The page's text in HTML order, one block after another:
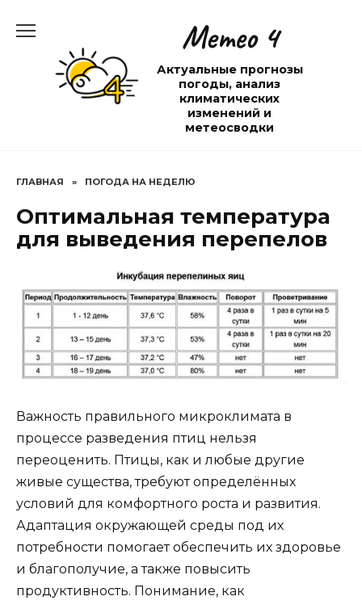
содержанию
Метео 4
Актуальные прогнозы
погоды, анализ
климатических
изменений и
метеосводки
ГЛАВНАЯ » ПОГОДА НА НЕДЕЛЮ
Оптимальная температура
для выведения перепелов
Важность правильного микроклимата в
процессе разведения птиц нельзя
переоценить. Птицы, как и любые другие
живые существа, требуют определённых
условий для комфортного роста и развития.
Адаптация окружающей среды под их
потребности помогает обеспечить их здоровье
и благополучие, а также повысить
продуктивность. Понимание, как